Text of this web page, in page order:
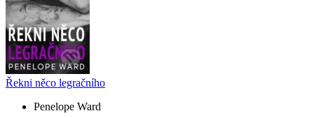
Řekni něco legračního
Penelope Ward